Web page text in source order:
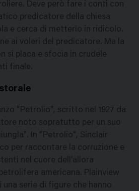
Deve però fare i conti con
predicatore della chiesa
e cerca di metterlo in ridicolo.
ai voleri del predicatore. Ma la
si placa e sfocia in crudele
finale.
"Petrolio", scritto nel 1927 da
noto sopratutto per un suo
In "Petrolio", Sinclair
per raccontare la corruzione e
nel cuore dell'allora
americana. Plainview
serie di figure che hanno